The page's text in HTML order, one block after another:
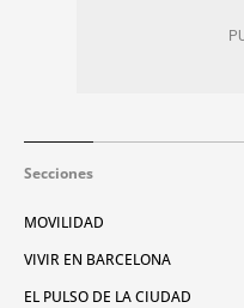
Secciones
MOVILIDAD
VIVIR EN BARCELONA
EL PULSO DE LA CIUDAD